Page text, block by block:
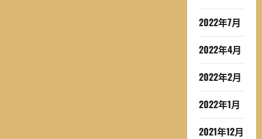
2022年7月
2022年4月
2022年2月
2022年1月
2021年12月